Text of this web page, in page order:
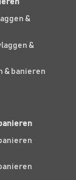
&
&
& banieren